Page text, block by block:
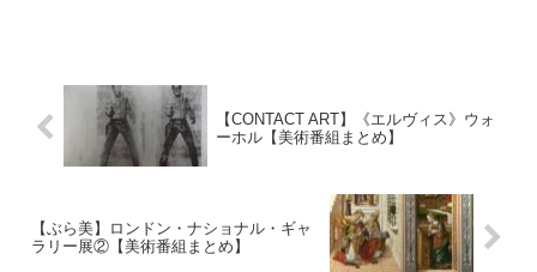
【CONTACT ART】《エルヴィス》ウォ
ーホル【美術番組まとめ】
【ぶら美】ロンドン・ナショナル・ギャ
ラリー展②【美術番組まとめ】